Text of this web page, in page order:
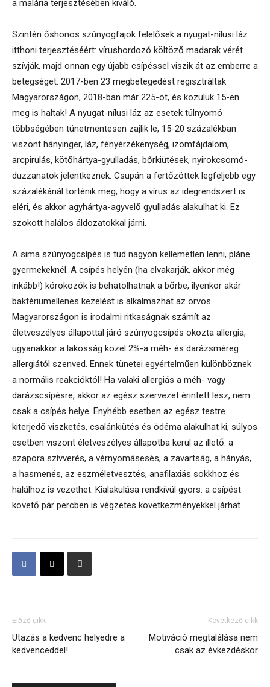
a malária terjesztésében kiváló.
Szintén őshonos szúnyogfajok felelősek a nyugat-nílusi láz
itthoni terjesztéséért: vírushordozó költöző madarak vérét
szívják, majd onnan egy újabb csípéssel viszik át az emberre a
betegséget. 2017-ben 23 megbetegedést regisztráltak
Magyarországon, 2018-ban már 225-öt, és közülük 15-en
meg is haltak! A nyugat-nílusi láz az esetek túlnyomó
többségében tünetmentesen zajlik le, 15-20 százalékban
viszont hányinger, láz, fényérzékenység, izomfájdalom,
arcpirulás, kötőhártya-gyulladás, bőrkiütések, nyirokcsomó-
duzzanatok jelentkeznek. Csupán a fertőzöttek legfeljebb egy
százalékánál történik meg, hogy a vírus az idegrendszert is
eléri, és akkor agyhártya-agyvelő gyulladás alakulhat ki. Ez
szokott halálos áldozatokkal járni.
A sima szúnyogcsípés is tud nagyon kellemetlen lenni, pláne
gyermekeknél. A csípés helyén (ha elvakarják, akkor még
inkább!) kórokozók is behatolhatnak a bőrbe, ilyenkor akár
baktériumellenes kezelést is alkalmazhat az orvos.
Magyarországon is irodalmi ritkaságnak számít az
életveszélyes állapottal járó szúnyogcsípés okozta allergia,
ugyanakkor a lakosság közel 2%-a méh- és darázsméreg
allergiától szenved. Ennek tünetei egyértelműen különböznek
a normális reakcióktól! Ha valaki allergiás a méh- vagy
darázscsípésre, akkor az egész szervezet érintett lesz, nem
csak a csípés helye. Enyhébb esetben az egész testre
kiterjedő viszketés, csalánkiütés és ödéma alakulhat ki, súlyos
esetben viszont életveszélyes állapotba kerül az illető: a
szapora szívverés, a vérnyomásesés, a zavartság, a hányás,
a hasmenés, az eszméletvesztés, anafilaxiás sokkhoz és
halálhoz is vezethet. Kialakulása rendkívül gyors: a csípést
követő pár percben is végzetes következményekkel járhat.
Előző cikk
Utazás a kedvenc helyedre a
kedvenceddel!
Következő cikk
Motiváció megtalálása nem
csak az évkezdéskor